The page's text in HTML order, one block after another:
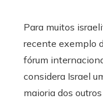
Para muitos
recente exemplo
fórum
considera Israel
maioria dos